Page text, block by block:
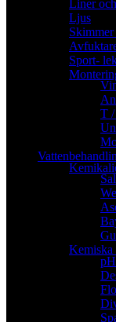
Liner
Ljus
Sport-
T /
Kemiska